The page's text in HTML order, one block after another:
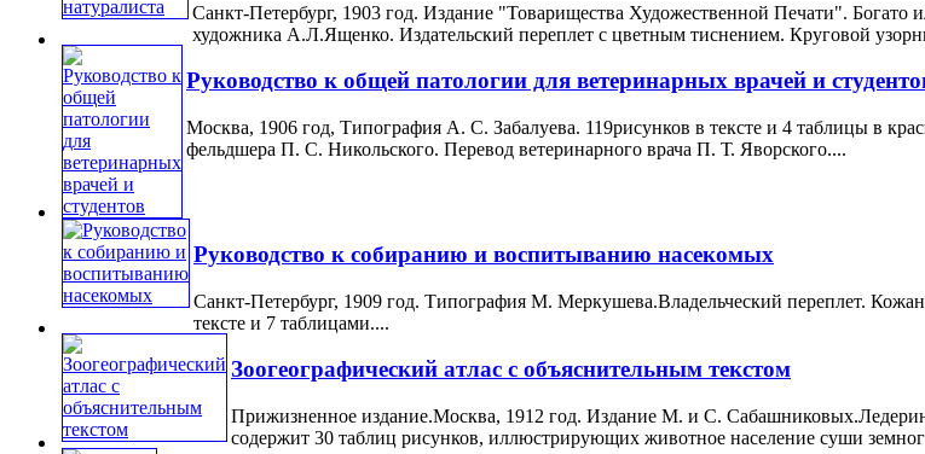
Санкт-Петербург, 1903 год. Издание "Товарищества Художественной Печати".
художника А.Л.Ященко. Издательский переплет с цветным тиснением. Круговой
Руководство к общей патологии для ветеринарных врачей и
Москва, 1906 год, Типография А. С. Забалуева. 119рисунков в тексте и 4 таблицы в
фельдшера П. С. Никольского. Перевод ветеринарного врача П. Т. Яворского....
Руководство к собиранию и воспитыванию насекомых
Санкт-Петербург, 1909 год. Типография М. Меркушева.Владельческий переплет.
тексте и 7 таблицами....
Зоогеографический атлас с объяснительным текстом
Прижизненное издание.Москва, 1912 год. Издание М. и С.
содержит 30 таблиц рисунков, иллюстрирующих животное население суши